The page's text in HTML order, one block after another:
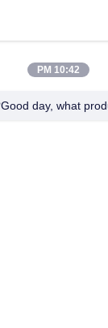
10:42 PM
Good day, what